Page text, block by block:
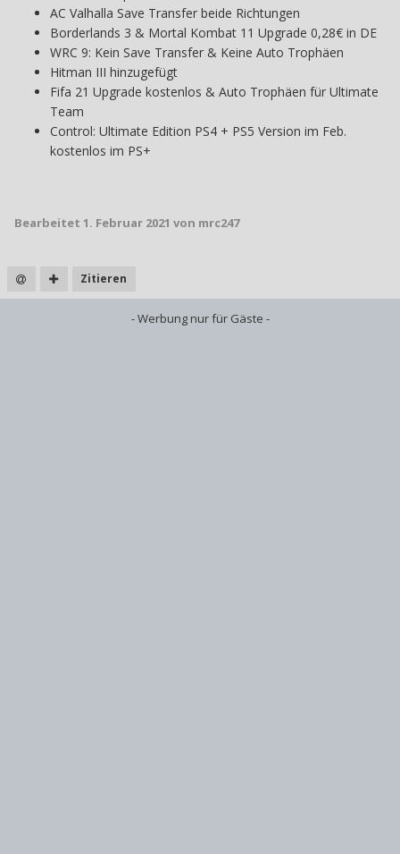
AC Valhalla Save Transfer beide Richtungen
Borderlands 3 & Mortal Kombat 11 Upgrade 0,28€ in DE
WRC 9: Kein Save Transfer & Keine Auto Trophäen
Hitman III hinzugefügt
Fifa 21 Upgrade kostenlos & Auto Trophäen für Ultimate
Team
Control: Ultimate Edition PS4 + PS5 Version im Feb.
kostenlos im PS+
Bearbeitet 1. Februar 2021 von mrc247
Zitieren
- Werbung nur für Gäste -